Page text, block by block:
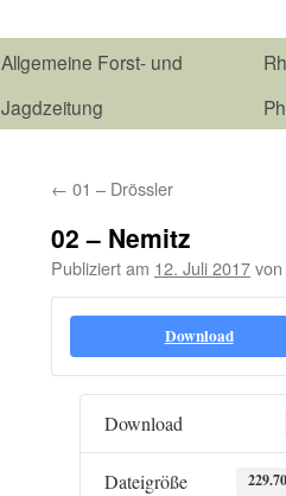
Allgemeine Forst- und
Jagdzeitung
← 01 – Drössler
02 – Nemitz
Publiziert am 12. Juli 2017von
Download
Download
Dateigröße